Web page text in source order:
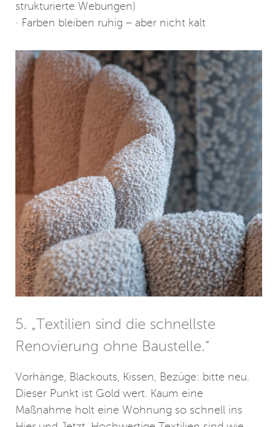
strukturierte Webungen)
· Farben bleiben ruhig – aber nicht kalt
5. „Textilien sind die schnellste
Renovierung ohne Baustelle.“
Vorhänge, Blackouts, Kissen, Bezüge: bitte neu.
Dieser Punkt ist Gold wert. Kaum eine
Maßnahme holt eine Wohnung so schnell ins